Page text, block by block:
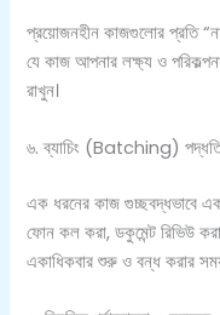
প্রয়োজনহীন কাজগুলোর প্রতি
যে কাজ আপনার লক্ষ্য ও
রাখুন।
৬. ব্যাচিং (Batching)
এক ধরনের কাজ গুচ্ছবদ্ধভাবে
ফোন কল করা, ডকুমেন্ট রিভিউ
একাধিকবার শুরু ও বন্ধ করার